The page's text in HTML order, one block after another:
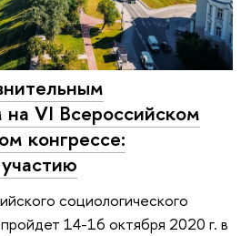
на VI Всероссийском
конгрессе:
социологического
14-16 октября 2020 г. в